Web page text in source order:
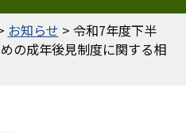
お知らせ > 令和7年度下半
の成年後見制度に関する相